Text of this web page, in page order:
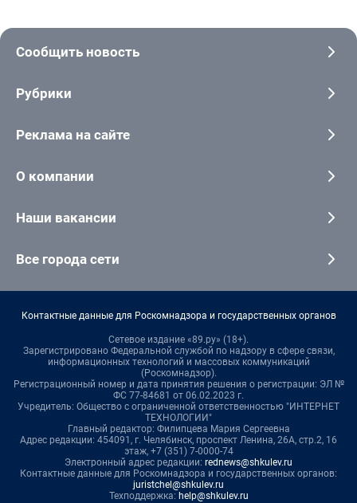
Сообщить новость
Рубрики
Реклама на сайте
О компании
Наши вакансии
Все города сети
Контактные данные для Роскомнадзора и государственных органов
Сетевое издание «89.ру» (18+).
Зарегистрировано Федеральной службой по надзору в сфере связи,
информационных технологий и массовых коммуникаций
(Роскомнадзор).
Регистрационный номер и дата принятия решения о регистрации: ЭЛ №
ФС 77-84681 от 06.02.2023 г.
Учредитель: Общество с ограниченной ответственностью "ИНТЕРНЕТ
ТЕХНОЛОГИИ"
Главный редактор: Филипцева Мария Сергеевна
Адрес редакции: 454091, г. Челябинск, проспект Ленина, 26А, стр.2, 16
этаж, +7 (351) 7-0000-74
Электронный адрес редакции: rednews@shkulev.ru
Контактные данные для Роскомнадзора и государственных органов:
juristchel@shkulev.ru
Техподдержка: help@shkulev.ru